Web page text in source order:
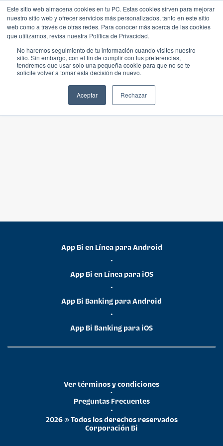
Este sitio web almacena cookies en tu PC. Estas cookies sirven para mejorar
nuestro sitio web y ofrecer servicios más personalizados, tanto en este sitio
web como a través de otras redes. Para conocer más acerca de las cookies
que utilizamos, revisa nuestra Política de Privacidad.
No haremos seguimiento de tu información cuando visites nuestro
sitio. Sin embargo, con el fin de cumplir con tus preferencias,
tendremos que usar solo una pequeña cookie para que no se te
solicite volver a tomar esta decisión de nuevo.
Aceptar Rechazar
App Bi en Línea para Android
•
App Bi en Línea para iOS
•
App Bi Banking para Android
•
App Bi Banking para iOS
2026 © Todos los derechos reservados
Corporación Bi
•
Preguntas Frecuentes
•
Ver términos y condiciones